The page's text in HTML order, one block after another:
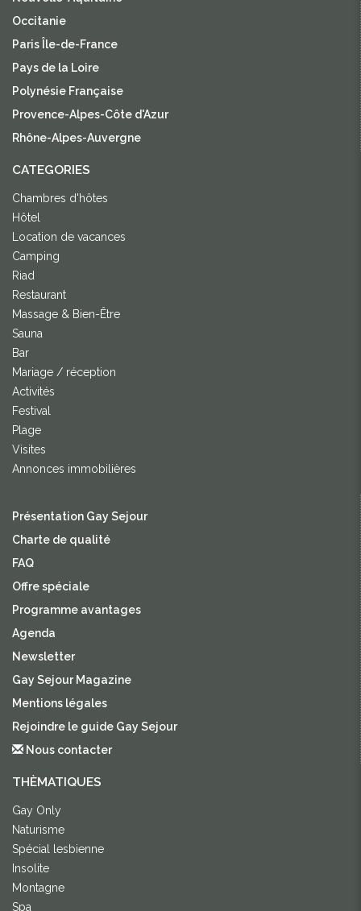
Occitanie
Paris Île-de-France
Pays de la Loire
Polynésie Française
Provence-Alpes-Côte d'Azur
Rhône-Alpes-Auvergne
CATEGORIES
Chambres d'hôtes
Hôtel
Location de vacances
Camping
Riad
Restaurant
Massage & Bien-Être
Sauna
Bar
Mariage / réception
Activités
Festival
Plage
Visites
Annonces immobilières
Présentation Gay Sejour
Charte de qualité
FAQ
Offre spéciale
Programme avantages
Agenda
Newsletter
Gay Sejour Magazine
Mentions légales
Rejoindre le guide Gay Sejour
Nous contacter
THÈMATIQUES
Gay Only
Naturisme
Spécial lesbienne
Insolite
Montagne
Spa